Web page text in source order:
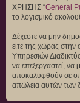
ΧΡΗΣΗΣ “General
το λογισμικό
Δέχεστε να μην
είτε της χώρας στην
Υπηρεσιών
να επεξεργαστεί, να
αποκαλυφθούν σε
απώλεια αυτών των